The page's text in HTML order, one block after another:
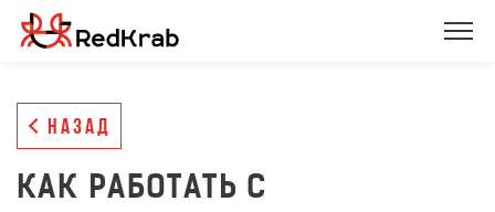
НАЗАД
КАК РАБОТАТЬ С